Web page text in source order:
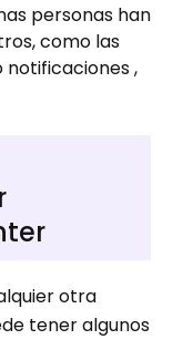
personas han
como las
,
otra
tener algunos